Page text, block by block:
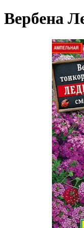
Вербена